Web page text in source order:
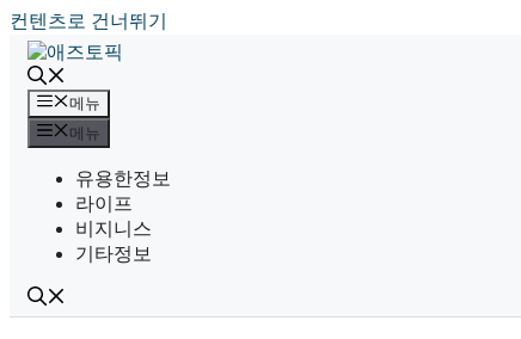
컨텐츠로 건너뛰기
메뉴
메뉴
유용한정보
라이프
비지니스
기타정보